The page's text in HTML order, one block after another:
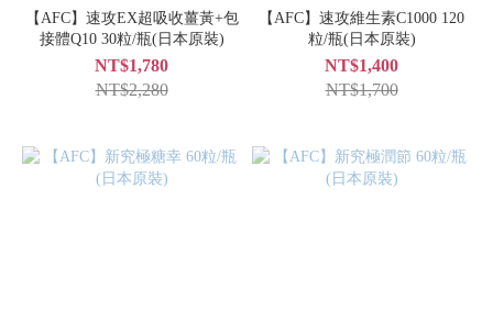
【AFC】速攻EX超吸收薑黃+包
接體Q10 30粒/瓶(日本原裝)
NT$1,780
NT$2,280
【AFC】速攻維生素C1000 120
粒/瓶(日本原裝)
NT$1,400
NT$1,700